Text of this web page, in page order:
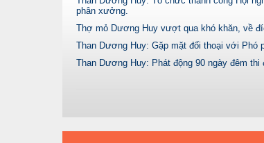
phân xưởng.
Thợ mỏ Dương Huy vượt qua khó khăn, về
Than Dương Huy: Gặp mặt đối thoại với Phó
Than Dương Huy: Phát động 90 ngày đêm